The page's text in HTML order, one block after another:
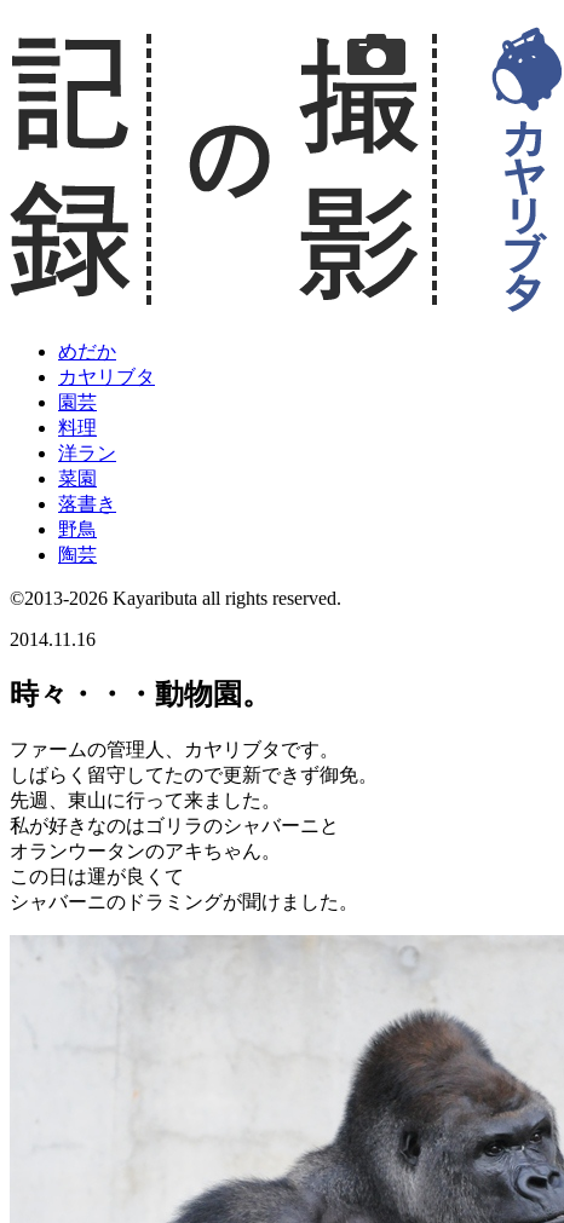
めだか
カヤリブタ
園芸
料理
洋ラン
菜園
落書き
野鳥
陶芸
©2013-2026 Kayaributa all rights reserved.
2014.11.16
時々・・・動物園。
ファームの管理人、カヤリブタです。
しばらく留守してたので更新できず御免。
先週、東山に行って来ました。
私が好きなのはゴリラのシャバーニと
オランウータンのアキちゃん。
この日は運が良くて
シャバーニのドラミングが聞けました。